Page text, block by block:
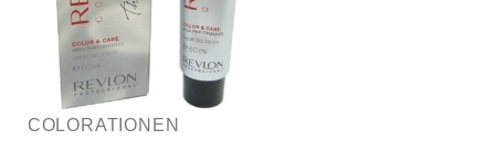
COLORATIONEN